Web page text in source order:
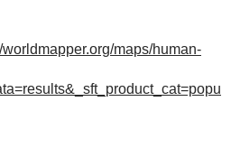
worldmapper.org/maps/human-